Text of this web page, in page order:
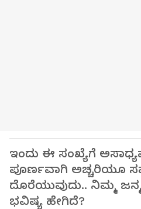
ಇಂದು ಈ ಸಂಖ್ಯೆಗೆ
ಪೂರ್ಣವಾಗಿ ಅಚ್ಚರಿಯೂ
ದೊರೆಯುವುದು.. ನಿಮ್ಮ
ಭವಿಷ್ಯ ಹೇಗಿದೆ?